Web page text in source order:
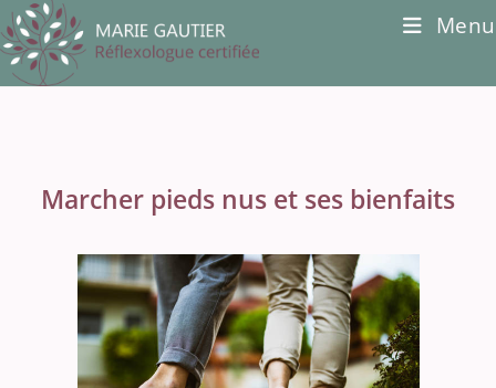
Skip
to
content
Menu
Marcher pieds nus et ses bienfaits